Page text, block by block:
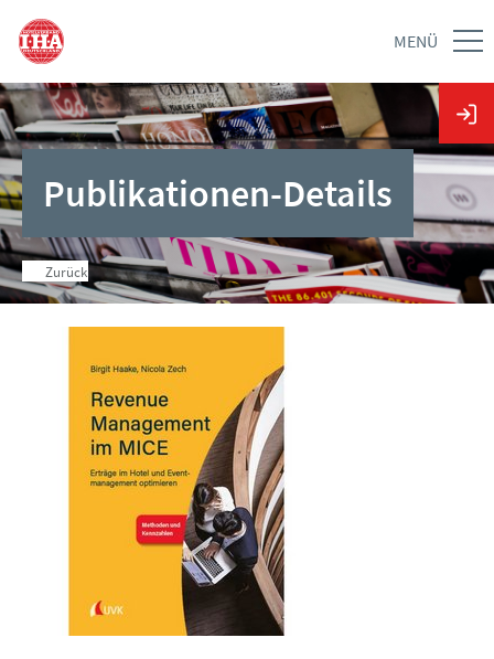
MENÜ
Publikationen-Details
Zurück